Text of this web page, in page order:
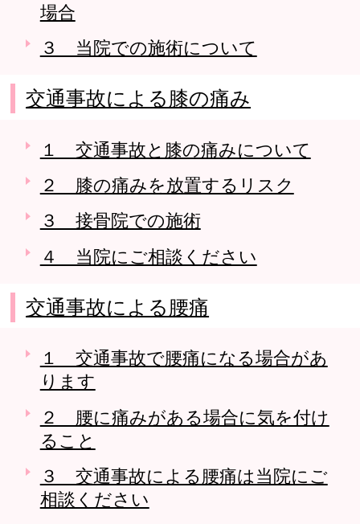
場合
３ 当院での施術について
交通事故による膝の痛み
１ 交通事故と膝の痛みについて
２ 膝の痛みを放置するリスク
３ 接骨院での施術
４ 当院にご相談ください
交通事故による腰痛
１ 交通事故で腰痛になる場合があ
ります
２ 腰に痛みがある場合に気を付け
ること
３ 交通事故による腰痛は当院にご
相談ください